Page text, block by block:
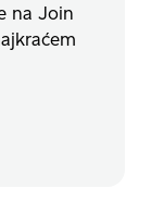
na Join